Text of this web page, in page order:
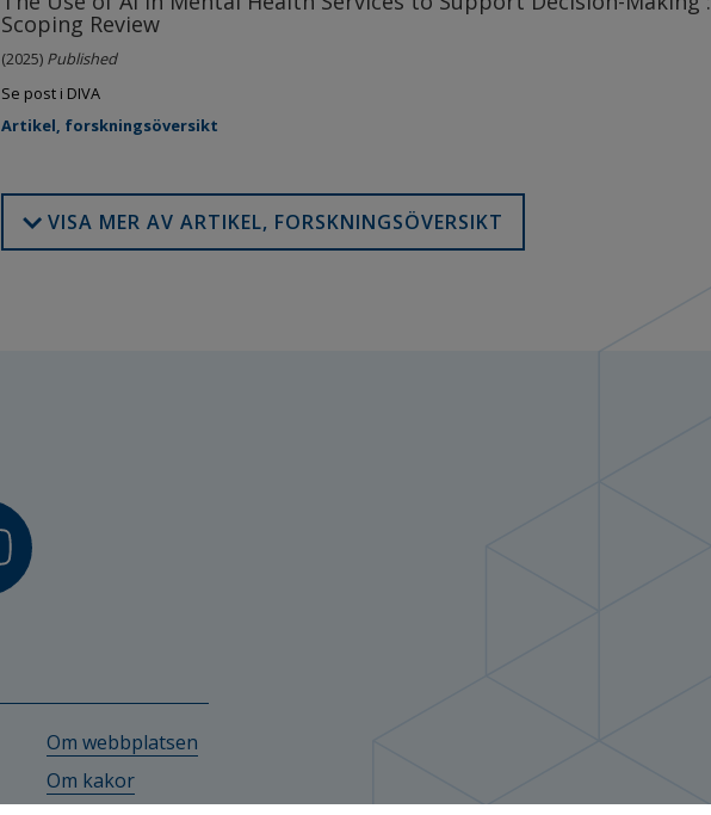
Scoping Review
(2025) Published
Se post i DIVA
Artikel, forskningsöversikt
VISA MER AV ARTIKEL, FORSKNINGSÖVERSIKT
Om webbplatsen
Om kakor